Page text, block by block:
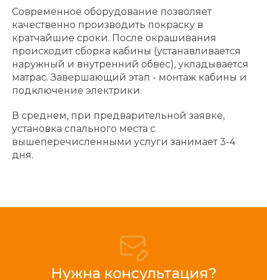
Современное оборудование позволяет
качественно производить покраску в
кратчайшие сроки. После окрашивания
происходит сборка кабины (устанавливается
наружный и внутренний обвес), укладывается
матрас. Завершающий этап - монтаж кабины и
подключение электрики.
В среднем, при предварительной заявке,
установка спального места с
вышеперечисленными услуги занимает 3-4
дня.
Нужна консультация?